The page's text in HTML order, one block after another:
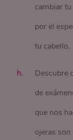
cambiar
por el
tu cabello.
Descubre
de
que nos
ojeras